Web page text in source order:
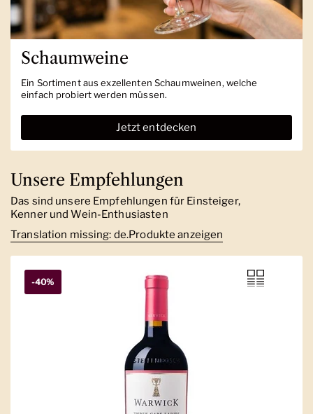
Schaumweine
Ein Sortiment aus exzellenten Schaumweinen, welche
einfach probiert werden müssen.
Jetzt entdecken
Unsere Empfehlungen
Das sind unsere Empfehlungen für Einsteiger,
Kenner und Wein-Enthusiasten
Translation missing: de.Produkte anzeigen
-40%